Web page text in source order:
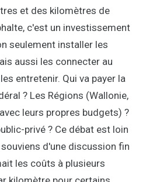
et des kilomètres de
c'est un investissement
seulement installer les
aussi les connecter au
entretenir. Qui va payer la
? Les Régions (Wallonie,
leurs propres budgets) ?
privé ? Ce débat est loin
d'une discussion fin
les coûts à plusieurs